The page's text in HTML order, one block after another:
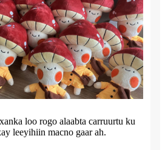
loo rogo alaabta carruurtu ku
leeyihiin macno gaar ah.